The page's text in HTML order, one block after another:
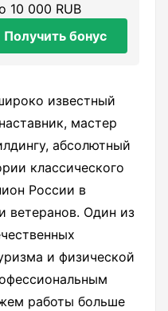
10 000 RUB
Получить бонус
известный
мастер
абсолютный
классического
России в
ветеранов. Один из
и физической
работы больше